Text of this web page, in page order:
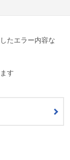
たエラー内容な
す